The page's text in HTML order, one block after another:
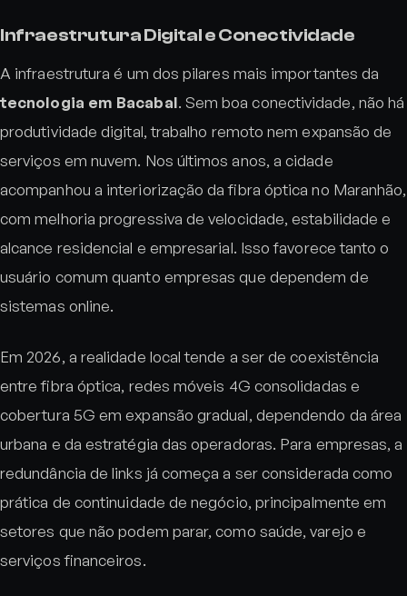
Infraestrutura Digital e Conectividade
A infraestrutura é um dos pilares mais importantes da
tecnologia em Bacabal. Sem boa conectividade, não há
produtividade digital, trabalho remoto nem expansão de
serviços em nuvem. Nos últimos anos, a cidade
acompanhou a interiorização da fibra óptica no Maranhão,
com melhoria progressiva de velocidade, estabilidade e
alcance residencial e empresarial. Isso favorece tanto o
usuário comum quanto empresas que dependem de
sistemas online.
Em 2026, a realidade local tende a ser de coexistência
entre fibra óptica, redes móveis 4G consolidadas e
cobertura 5G em expansão gradual, dependendo da área
urbana e da estratégia das operadoras. Para empresas, a
redundância de links já começa a ser considerada como
prática de continuidade de negócio, principalmente em
setores que não podem parar, como saúde, varejo e
serviços financeiros.